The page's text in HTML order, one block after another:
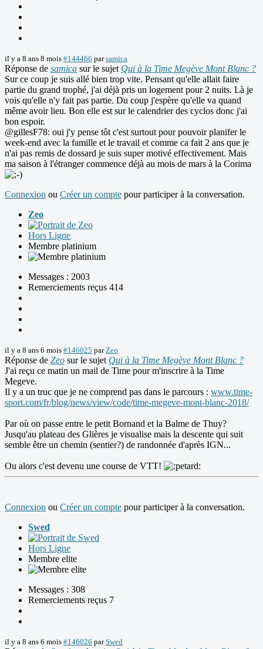
il y a 8 ans 8 mois #144466 parsamica
Réponse de samica sur le sujet Qui à la Time Megève Mont Blanc ?
Sur ce coup je suis allé bien trop vite. Pensant qu'elle allait faire
partie du grand trophé, j'ai déjà pris un logement pour 2 nuits. Là je
vois qu'elle n'y fait pas partie. Du coup j'espère qu'elle va quand
même avoir lieu. Bon elle est sur le calendrier des cyclos donc j'ai
bon espoir.
@gillesF78: oui j'y pense tôt c'est surtout pour pouvoir planifer le
week-end avec la famille et le travail et comme ca fait 2 ans que je
n'ai pas remis de dossard je suis super motivé effectivement. Mais
ma saison à l'étranger commence déjà au mois de mars à la Corima
Connexion ou Créer un compte pour participer à la conversation.
Zeo
Hors Ligne
Membre platinium
Messages : 2003
Remerciements reçus 414
il y a 8 ans 6 mois #146025 parZeo
Réponse de Zeo sur le sujet Qui à la Time Megève Mont Blanc ?
J'ai reçu ce matin un mail de Time pour m'inscrire à la Time
Megeve.
Il y a un truc que je ne comprend pas dans le parcours : www.time-
sport.com/fr/blog/news/view/code/time-megeve-mont-blanc-2018/
Par où on passe entre le petit Bornand et la Balme de Thuy?
Jusqu'au plateau des Glières je visualise mais la descente qui suit
semble être un chemin (sentier?) de randonnée d'après IGN...
Ou alors c'est devenu une course de VTT!
Connexion ou Créer un compte pour participer à la conversation.
Swed
Hors Ligne
Membre elite
Messages : 308
Remerciements reçus 7
il y a 8 ans 6 mois #146026 parSwed